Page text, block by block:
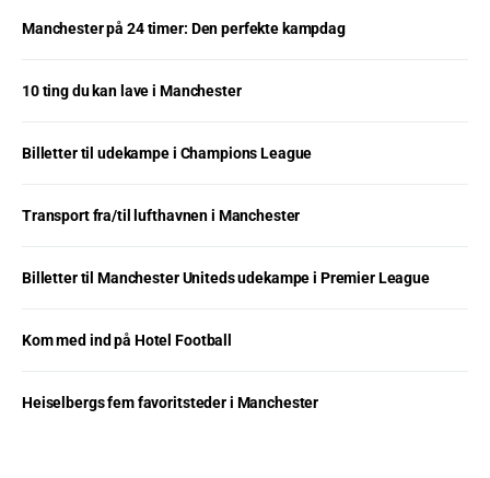
Manchester på 24 timer: Den perfekte kampdag
10 ting du kan lave i Manchester
Billetter til udekampe i Champions League
Transport fra/til lufthavnen i Manchester
Billetter til Manchester Uniteds udekampe i Premier League
Kom med ind på Hotel Football
Heiselbergs fem favoritsteder i Manchester